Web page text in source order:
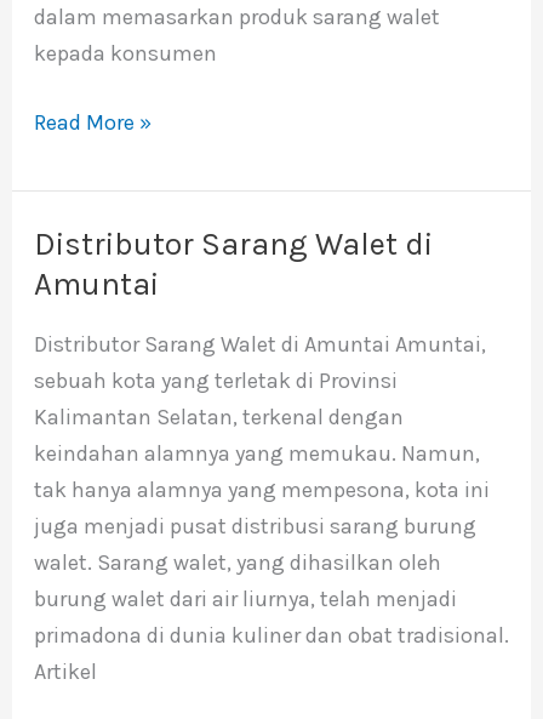
dalam memasarkan produk sarang walet
kepada konsumen
Read More »
Distributor Sarang Walet di
Amuntai
Distributor Sarang Walet di Amuntai Amuntai,
sebuah kota yang terletak di Provinsi
Kalimantan Selatan, terkenal dengan
keindahan alamnya yang memukau. Namun,
tak hanya alamnya yang mempesona, kota ini
juga menjadi pusat distribusi sarang burung
walet. Sarang walet, yang dihasilkan oleh
burung walet dari air liurnya, telah menjadi
primadona di dunia kuliner dan obat tradisional.
Artikel
Distributor
Sarang
di
Amuntai